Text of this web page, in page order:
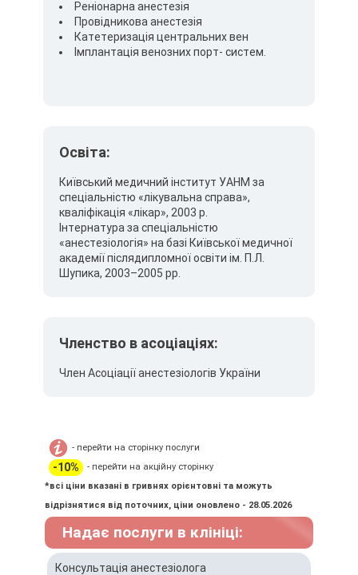
Реніонарна анестезія
Провідникова анестезія
Катетеризація центральних вен
Імплантація венозних порт- систем.
Освіта:
Київський медичний інститут УАНМ за
спеціальністю «лікувальна справа»,
кваліфікація «лікар», 2003 р.
Інтернатура за спеціальністю
«анестезіологія» на базі Київської медичної
академії післядипломної освіти ім. П.Л.
Шупика, 2003–2005 рр.
Членство в асоціаціях:
Член Асоціації анестезіологів України
- перейти на сторінку послуги
-10%
- перейти на акційну сторінку
*всі ціни вказані в гривнях орієнтовні та можуть
відрізнятися від поточних, ціни оновлено - 28.05.2026
Надає послуги в клініці:
Консультація анестезіолога